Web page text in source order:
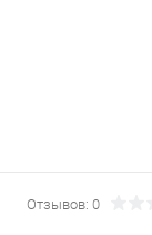
Отзывов: 0